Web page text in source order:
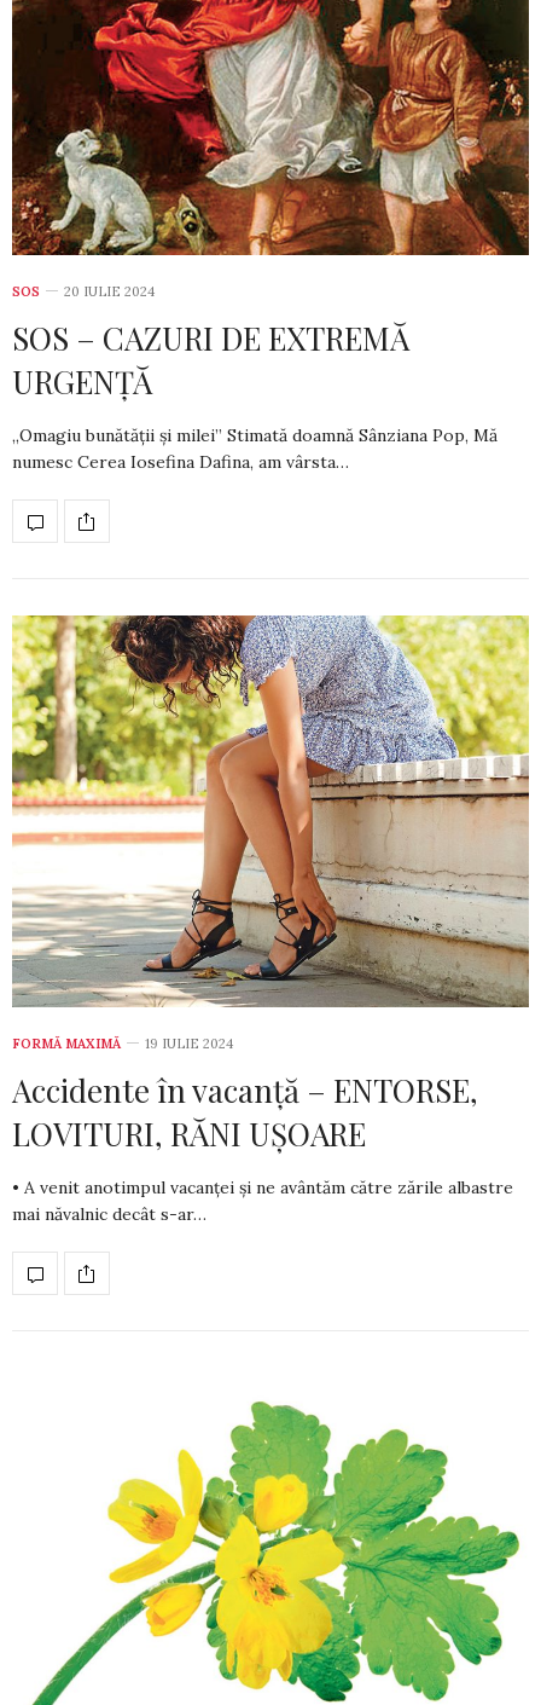
SOS 20 IULIE 2024
SOS – CAZURI DE EXTREMĂ
URGENȚĂ
„Omagiu bunătății și milei” Stimată doamnă Sânziana Pop, Mă
numesc Cerea Iosefina Dafina, am vârsta…
FORMĂ MAXIMĂ 19 IULIE 2024
Accidente în vacanță – ENTORSE,
LOVITURI, RĂNI UȘOARE
• A venit anotimpul vacanței și ne avântăm către zările albastre
mai năvalnic decât s-ar…